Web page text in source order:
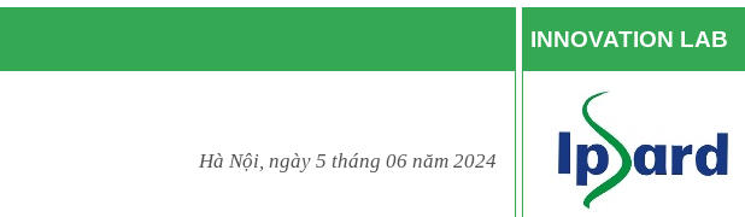
Hà Nội, ngày 5 tháng 06 năm 2024
INNOVATION LAB